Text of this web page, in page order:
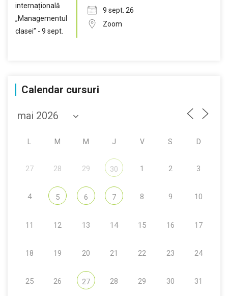
9 sept. 26
Zoom
Calendar cursuri
M M J V S D
27 28 29 30 1 2 3
4 5 6 7 8 9 10
11 12 13 14 15 16 17
18 19 20 21 22 23 24
25 26 27 28 29 30 31